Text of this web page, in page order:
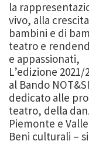
la
vivo, alla
bambini e di
teatro e
e appassionati,
L’edizione
al Bando
dedicato alle
teatro, della
Piemonte e
Beni culturali –